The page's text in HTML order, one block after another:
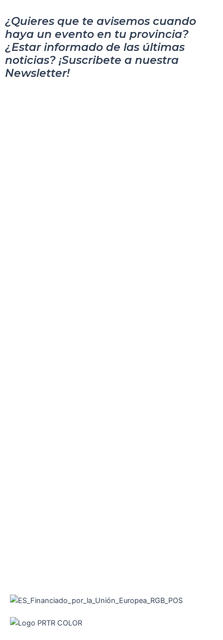
¿Quieres que te avisemos cuando
haya un evento en tu provincia?
¿Estar informado de las últimas
noticias? ¡Suscribete a nuestra
Newsletter!